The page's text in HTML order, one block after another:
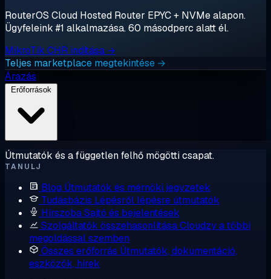
RouterOS Cloud Hosted Router EPYC + NVMe alapon.
Ügyfeleink #1 alkalmazása. 60 másodperc alatt él.
MikroTik CHR indítása →
Teljes marketplace megtekintése →
Árazás
Útmutatók és a független felhő mögötti csapat.
TANULJ
Blog Útmutatók és mérnöki jegyzetek
Tudásbázis Lépésről lépésre útmutatók
HírszobaSajtó és bejelentések
Szolgáltatók összehasonlításaCloudzy a többi
megoldással szemben
Összes erőforrás Útmutatók, dokumentáció,
eszközök, hírek